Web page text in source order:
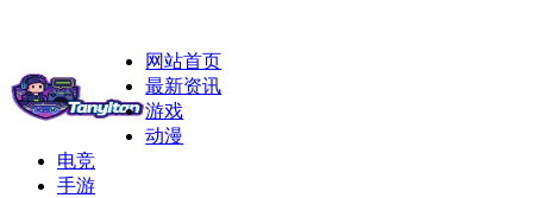
网站首页
最新资讯
游戏
动漫
电竞
手游